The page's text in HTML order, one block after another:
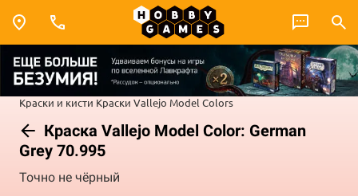
Краски и кисти Краски Vallejo Model Colors
Краска Vallejo Model Color: German
Grey 70.995
Точно не чёрный